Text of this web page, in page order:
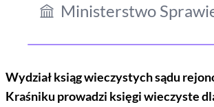
Ministerstwo
Wydział ksiąg wieczystych sądu
Kraśniku prowadzi księgi wieczyste